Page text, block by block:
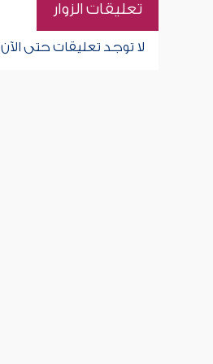
تعليقات الزوار
لا توجد تعليقات حتى الآن